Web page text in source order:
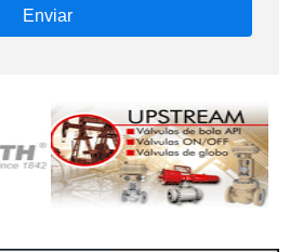
Enviar